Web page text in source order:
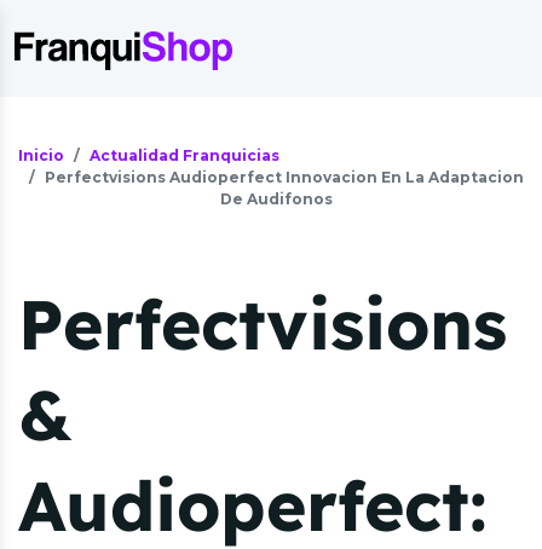
Inicio
Actualidad Franquicias
Perfectvisions Audioperfect Innovacion En La Adaptacion
De Audifonos
Perfectvisions
&
Audioperfect: